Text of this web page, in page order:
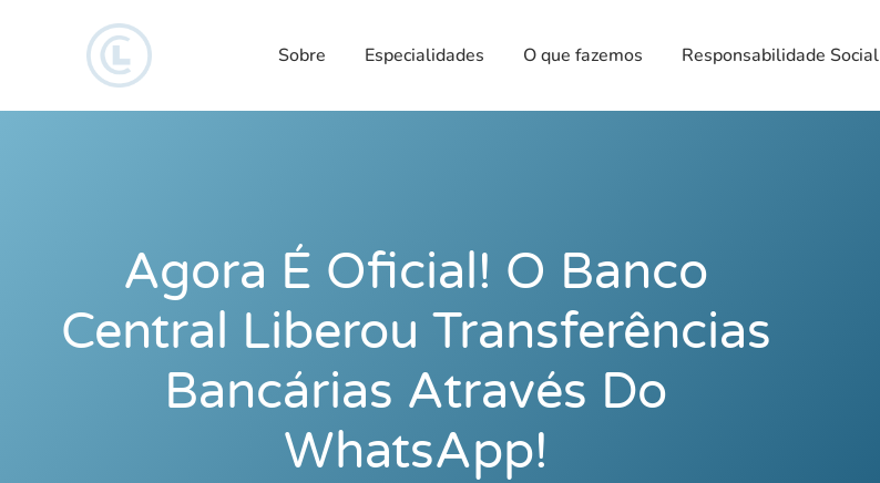
Sobre Especialidades O que fazemos Responsabilidade Social
Agora É Oficial! O Banco
Central Liberou Transferências
Bancárias Através Do
WhatsApp!